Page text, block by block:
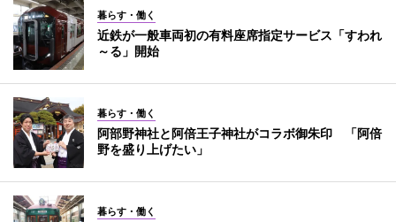
暮らす・働く
近鉄が一般車両初の有料座席指定サービス「すわれ
～る」開始
暮らす・働く
阿部野神社と阿倍王子神社がコラボ御朱印 「阿倍
野を盛り上げたい」
暮らす・働く